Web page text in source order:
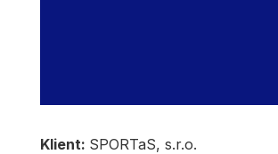
Klient: SPORTaS, s.r.o.